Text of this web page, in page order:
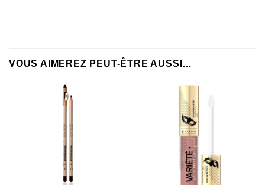
VOUS AIMEREZ PEUT-ÊTRE AUSSI…